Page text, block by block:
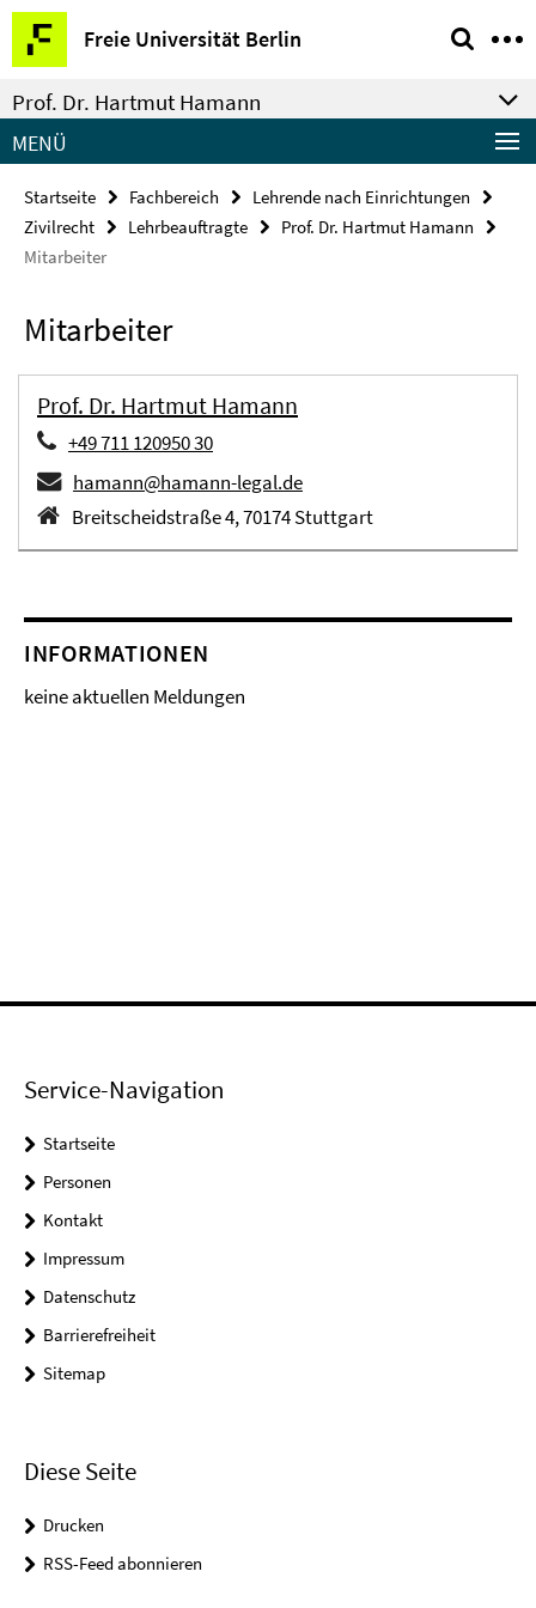
Springe
direkt
zu
Inhalt
Freie Universität Berlin
Service-
Navigation
Prof. Dr. Hartmut Hamann
MENÜ
Startseite Fachbereich
Lehrende nach Einrichtungen
Zivilrecht
Lehrbeauftragte
Prof. Dr. Hartmut Hamann
Mitarbeiter
Mitarbeiter
Prof. Dr. Hartmut Hamann
+49 711 120950 30
hamann@hamann-legal.de
Breitscheidstraße 4, 70174 Stuttgart
INFORMATIONEN
keine aktuellen Meldungen
Service-Navigation
Startseite
Personen
Kontakt
Impressum
Datenschutz
Barrierefreiheit
Sitemap
Diese Seite
Drucken
RSS-Feed abonnieren